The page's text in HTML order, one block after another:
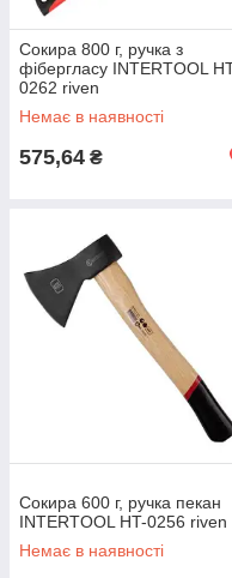
Сокира 800 г, ручка з
фібергласу INTERTOOL
0262 riven
Немає в наявності
575,64 ₴
Сокира 600 г, ручка пекан
INTERTOOL HT-0256 riven
Немає в наявності